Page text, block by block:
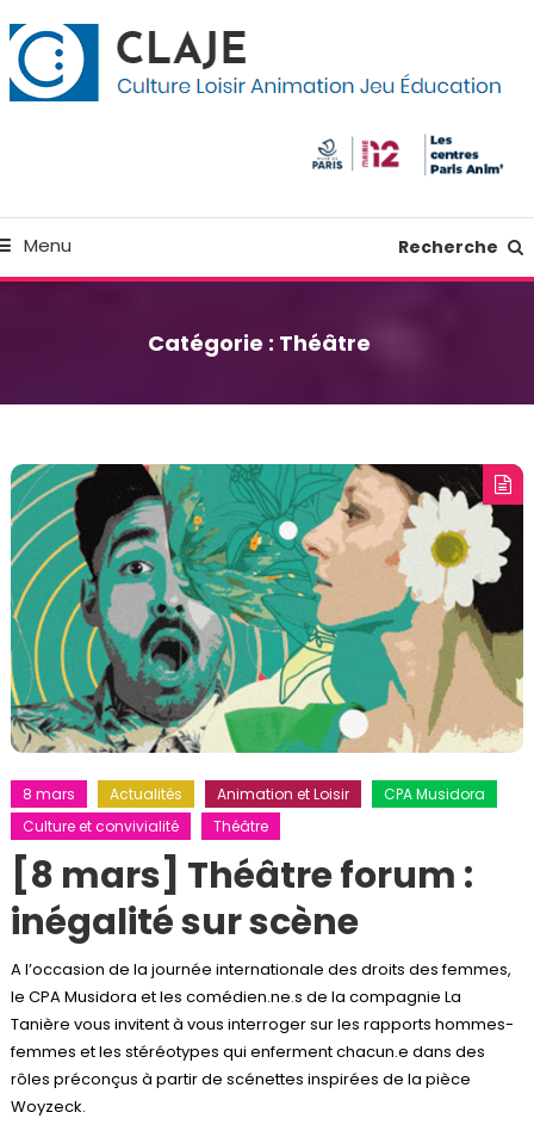
Menu Recherche
Catégorie : Théâtre
8 mars Actualités Animation et Loisir
CPA Musidora
Culture et convivialité
Théâtre
[8 mars] Théâtre forum :
inégalité sur scène
A l’occasion de la journée internationale des droits des femmes,
le CPA Musidora et les comédien.ne.s de la compagnie La
Tanière vous invitent à vous interroger sur les rapports hommes-
femmes et les stéréotypes qui enferment chacun.e dans des
rôles préconçus à partir de scénettes inspirées de la pièce
Woyzeck.